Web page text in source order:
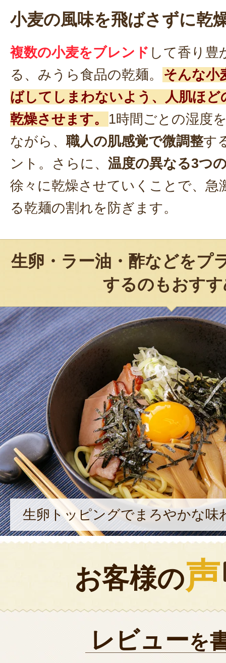
小麦の風味を飛ばさずに乾
複数の小麦をブレンド して香り豊
る、みうら食品の乾麺。
そんな小
ばしてしまわないよう、人肌ほど
乾燥させます。
1時間ごとの湿度
ながら、 職人の肌感覚で微調整す
ント。さらに、 温度の異なる3つ
徐々に乾燥させていくことで、急
る乾麺の割れを防ぎます。
生卵・ラー油・酢などをプ
するのもおす
生卵トッピングでまろやかな味
お客様の声
レビューを